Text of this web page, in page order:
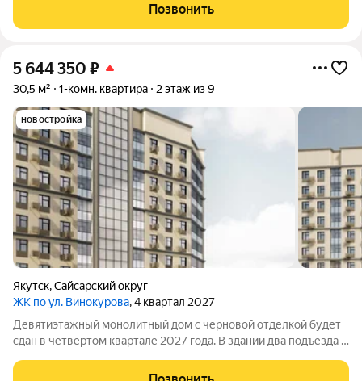
Позвонить
5 644 350 ₽
30,5 м² 1-комн. квартира 2 этаж из 9
новостройка
Якутск,Сайсарский округ
ЖК по ул. Винокурова, 4 квартал 2027
Девятиэтажный монолитный дом с черновой отделкой будет
сдан в четвёртом квартале 2027 года. В здании два подъезда и
обустроят детскую площадку, тротуар и наружное освещение,